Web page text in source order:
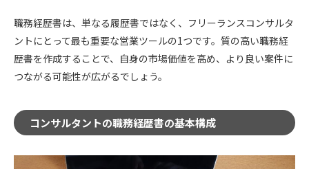
職務経歴書は、単なる履歴書ではなく、フリーランスコンサルタ
ントにとって最も重要な営業ツールの1つです。質の高い職務経
歴書を作成することで、自身の市場価値を高め、より良い案件に
つながる可能性が広がるでしょう。
コンサルタントの職務経歴書の基本構成